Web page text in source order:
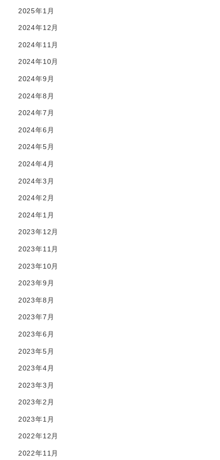
2025年1月
2024年12月
2024年11月
2024年10月
2024年9月
2024年8月
2024年7月
2024年6月
2024年5月
2024年4月
2024年3月
2024年2月
2024年1月
2023年12月
2023年11月
2023年10月
2023年9月
2023年8月
2023年7月
2023年6月
2023年5月
2023年4月
2023年3月
2023年2月
2023年1月
2022年12月
2022年11月